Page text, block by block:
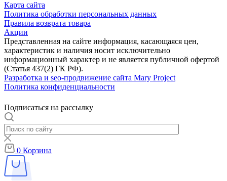
Карта сайта
Политика обработки персональных данных
Правила возврата товара
Акции
Представленная на сайте информация, касающаяся цен,
характеристик и наличия носит исключительно
информационный характер и не является публичной офертой
(Статья 437(2) ГК РФ).
Разработка и seo-продвижение сайта Mary Project
Политика конфиденциальности
Подписаться на рассылку
0 Корзина